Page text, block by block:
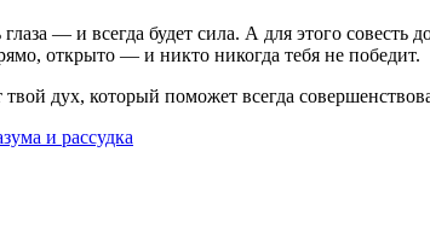
— и всегда будет сила. А для этого совесть
открыто — и никто никогда тебя не победит.
дух, который поможет всегда
и рассудка